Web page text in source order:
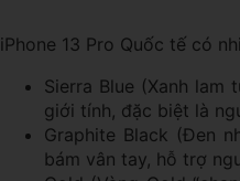
iPhone 13 Pro Quốc tế có
Sierra Blue (Xanh
giới tính, đặc biệt là
Graphite Black (Đen
bám vân tay, hỗ trợ